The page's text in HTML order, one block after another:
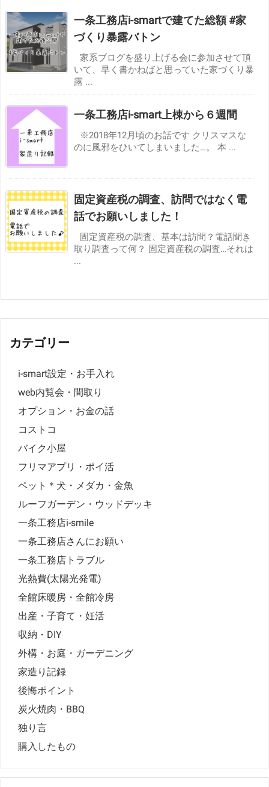
一条工務店i-smartで建てた総額 #家
づくり暴露バトン
家系ブログを盛り上げる会に参加させて頂
いて、早く書かねばと思っていた家づくり暴
露 ...
一条工務店i-smart上棟から６週間
※2018年12月頃のお話です クリスマスな
のに風邪をひいてしまいました…。 本 ...
固定資産税の調査、訪問ではなく電
話でお願いしました！
固定資産税の調査、基本は訪問？電話聞き
取り調査って何？ 固定資産税の調査…それは
...
カテゴリー
i-smart設定・お手入れ
web内覧会・間取り
オプション・お金の話
コストコ
バイク小屋
フリマアプリ・ポイ活
ペット＊犬・メダカ・金魚
ルーフガーデン・ウッドデッキ
一条工務店i-smile
一条工務店さんにお願い
一条工務店トラブル
光熱費(太陽光発電)
全館床暖房・全館冷房
出産・子育て・妊活
収納・DIY
外構・お庭・ガーデニング
家造り記録
後悔ポイント
炭火焼肉・BBQ
独り言
購入したもの